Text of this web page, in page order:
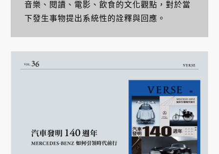
音樂、閱讀、電影、飲食的文化觀點，對於當
下發生事物提出系統性的詮釋與回應。